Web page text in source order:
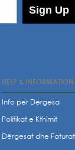
Sign Up
HELP & INFORMATION
Info per Dërgesa
Politikat e Kthimit
Dërgesat dhe Faturat